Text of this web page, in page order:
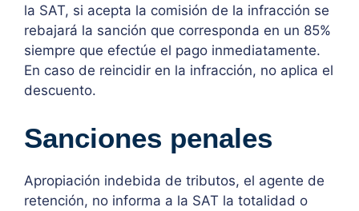
la SAT, si acepta la comisión de la infracción se
rebajará la sanción que corresponda en un 85%
siempre que efectúe el pago inmediatamente.
En caso de reincidir en la infracción, no aplica el
descuento.
Sanciones penales
Apropiación indebida de tributos, el agente de
retención, no informa a la SAT la totalidad o